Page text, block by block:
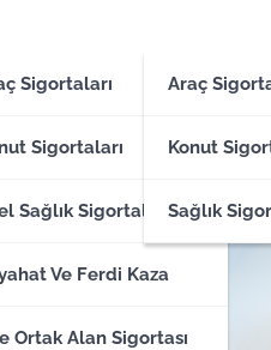
Sigortaları
Sigortaları
Sağlık Sigortaları
Ve Ferdi Kaza
Ortak Alan Sigortası
Araç
Konut
Sağlık